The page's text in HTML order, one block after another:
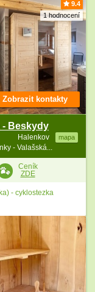
9.4
1 hodnocení
- Beskydy
Halenkov mapa
- Valašská...
Zobrazit kontakty
Ceník
ZDE
- cyklostezka